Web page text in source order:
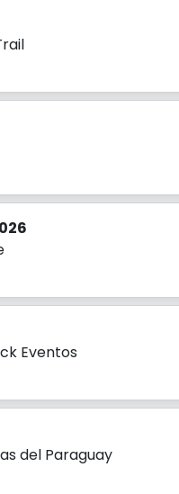
Eventos
del Paraguay